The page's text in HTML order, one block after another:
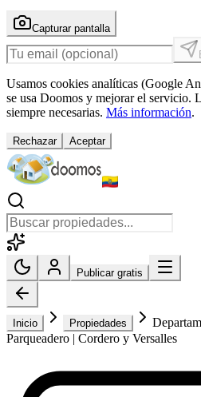
Capturar pantalla
Usamos cookies analíticas (Google
se usa Doomos y mejorar el servicio.
siempre necesarias. Más información.
Rechazar Aceptar
Publicar gratis
Inicio Propiedades
Parqueadero | Cordero y Versalles